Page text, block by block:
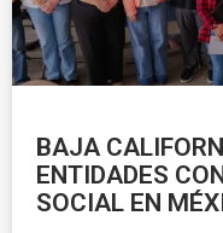
BAJA
ENTIDADES
SOCIAL EN